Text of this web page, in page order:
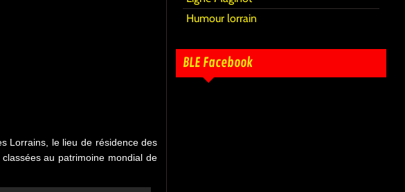
Lorrains, le lieu de résidence des
au patrimoine mondial de
Humour lorrain
BLE Facebook